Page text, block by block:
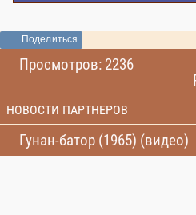
Поделиться
Просмотров: 2236
НОВОСТИ ПАРТНЕРОВ
Гунан-батор (1965) (видео)